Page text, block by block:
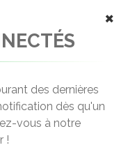
luxe 100% électrique
×
des dernières
dès qu'un
vous à notre
!